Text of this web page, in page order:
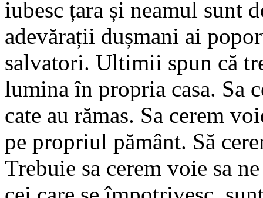
iubesc țara și neamul sunt
adevărații dușmani ai
salvatori. Ultimii spun că
lumina în propria casa. Sa
cate au rămas. Sa cerem
pe propriul pământ. Să
Trebuie sa cerem voie sa